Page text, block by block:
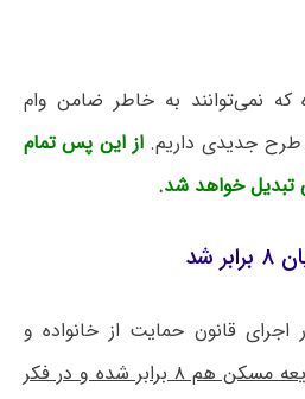
نمی‌توانند به خاطر ضامن وام
طرح جدیدی داریم. از این پس تمام
تبدیل خواهد شد.
شد
قانون حمایت از خانواده و
وام‌های ودیعه مسکن هم ۸ برابر شده و در فکر